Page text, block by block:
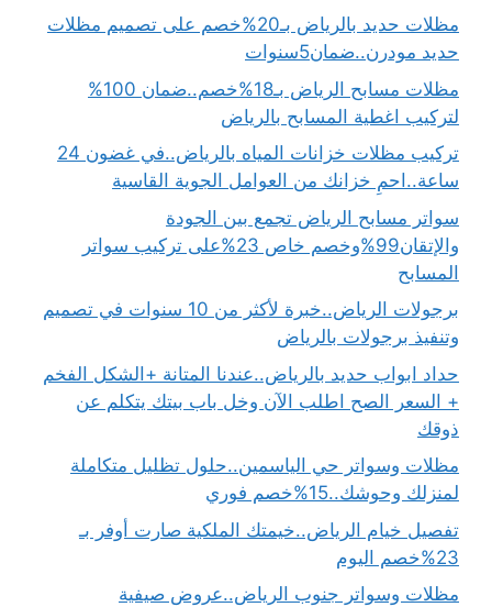
مظلات حديد بالرياض بـ20%خصم على تصميم مظلات
حديد مودرن..ضمان5سنوات
مظلات مسابح الرياض بـ18%خصم..ضمان 100%
لتركيب اغطية المسابح بالرياض
تركيب مظلات خزانات المياه بالرياض..في غضون 24
ساعة..احمِ خزانك من العوامل الجوية القاسية
سواتر مسابح الرياض تجمع بين الجودة
والإتقان99%وخصم خاص 23%على تركيب سواتر
المسابح
برجولات الرياض..خبرة لأكثر من 10 سنوات في تصميم
وتنفيذ برجولات بالرياض
حداد ابواب حديد بالرياض..عندنا المتانة +الشكل الفخم
+ السعر الصح اطلب الآن وخل باب بيتك يتكلم عن
ذوقك
مظلات وسواتر حي الياسمين..حلول تظليل متكاملة
لمنزلك وحوشك..15%خصم فوري
تفصيل خيام الرياض..خيمتك الملكية صارت أوفر بـ
23%خصم اليوم
مظلات وسواتر جنوب الرياض..عروض صيفية